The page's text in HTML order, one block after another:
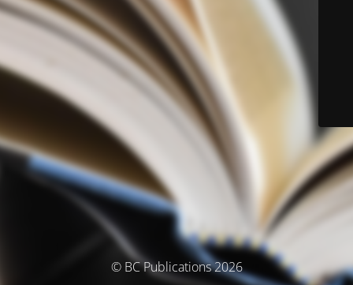
© BC Publications 2026